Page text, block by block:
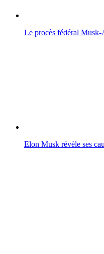
Le procès fédéral
Elon Musk révèle ses